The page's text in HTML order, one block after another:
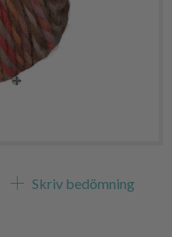
Skriv bedömning